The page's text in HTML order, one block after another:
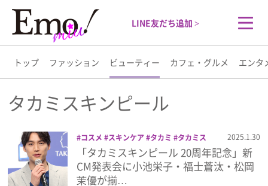
LINE友だち追加 >
トップ ファッション ビューティー カフェ・グルメ エンタ
トップ
ファッション
ビューティー
タカミスキンピール
コスメ スキンケア タカミ
タカミス
キンピール ビューティー 福士蒼汰 美
容 角質美容水
2025.1.30
「タカミスキンピール 20周年記念」新
CM発表会に小池栄子・福士蒼汰・松岡
茉優が揃…